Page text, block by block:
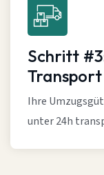
Schritt
Transport
Ihre
unter 24h